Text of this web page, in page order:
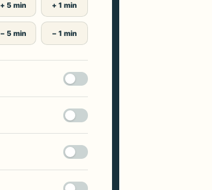
+ 5 min
− 5 min
+ 1 min
− 1 min